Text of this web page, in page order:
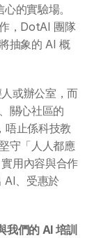
的實驗場。
，DotAI 團隊
抽象的 AI 概
或辦公室，而
關心社區的
唔止係科技教
守「人人都應
用內容與合作
AI、受惠於
我們的 AI 培訓